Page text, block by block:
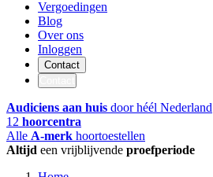
Vergoedingen
Blog
Over ons
Inloggen
Contact
Audiciens aan huis door héél Nederland
12 hoorcentra
Alle A-merk hoortoestellen
Altijd een vrijblijvende proefperiode